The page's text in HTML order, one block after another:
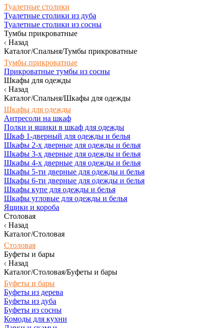
Туалетные столики
Туалетные столики из дуба
Туалетные столики из сосны
Тумбы прикроватные
Назад
Каталог/Спальня/Тумбы прикроватные
Тумбы прикроватные
Прикроватные тумбы из сосны
Шкафы для одежды
Назад
Каталог/Спальня/Шкафы для одежды
Шкафы для одежды
Антресоли на шкаф
Полки и ящики в шкаф для одежды
Шкаф 1-дверный для одежды и белья
Шкафы 2-х дверные для одежды и белья
Шкафы 3-х дверные для одежды и белья
Шкафы 4-х дверные для одежды и белья
Шкафы 5-ти дверные для одежды и белья
Шкафы 6-ти дверные для одежды и белья
Шкафы купе для одежды и белья
Шкафы угловые для одежды и белья
Ящики и короба
Столовая
Назад
Каталог/Столовая
Столовая
Буфеты и бары
Назад
Каталог/Столовая/Буфеты и бары
Буфеты и бары
Буфеты из дерева
Буфеты из дуба
Буфеты из сосны
Комоды для кухни